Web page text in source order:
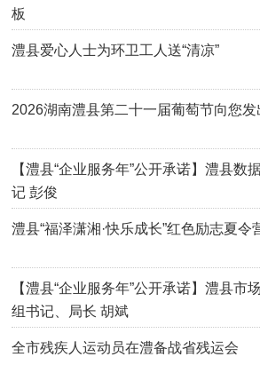
板
澧县爱心人士为环卫工人送“清凉”
2026湖南澧县第二十一届葡萄节向您发
【澧县“企业服务年”公开承诺】澧县数
记 彭俊
澧县“福泽潇湘·快乐成长”红色励志夏令
【澧县“企业服务年”公开承诺】澧县市
组书记、局长 胡斌
全市残疾人运动员在澧备战省残运会